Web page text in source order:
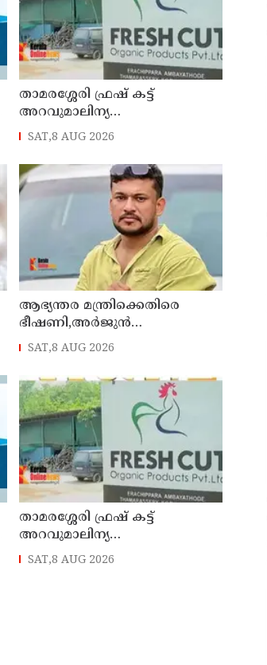
താമരശ്ശേരി ഫ്രഷ് കട്ട്
അറവുമാലിന്യ
ഫാക്ടറിക്കെതിരായ പ്രതിഷേധം
ഇന്നും തുടരും
SAT,8 AUG 2026
ആഭ്യന്തര മന്ത്രിക്കെതിരെ
ഭീഷണി,അര്‍ജുന്‍
ആയങ്കിക്കെതിരെ കേസെടുത്ത്
SAT,8 AUG 2026
താമരശ്ശേരി ഫ്രഷ് കട്ട്
അറവുമാലിന്യ
ഫാക്ടറിക്കെതിരായ പ്രതിഷേധം
ഇന്നും തുടരും
SAT,8 AUG 2026